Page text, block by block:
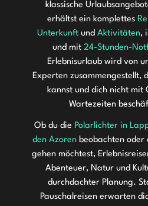
klassische
erhältst ein komplettes
Unterkunftund Aktivitäten,
und mit 24-Stunden-
Erlebnisurlaub wird von
Experten zusammengestellt,
kannst und dich nicht mit
Wartezeiten
Ob du die Polarlichter in
den Azoren beobachten oder
gehen möchtest,
Abenteuer, Natur und
durchdachter Planung.
Pauschalreisen erwarten